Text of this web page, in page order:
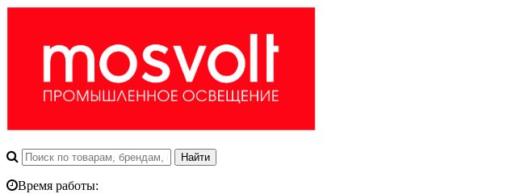
Время работы: